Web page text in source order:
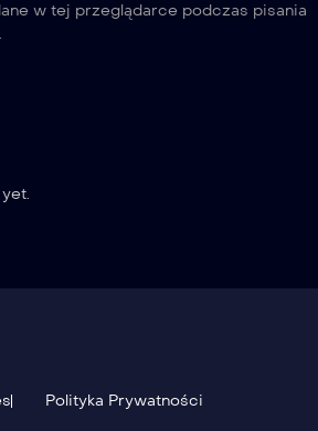
w tej przeglądarce podczas pisania
Polityka Prywatności